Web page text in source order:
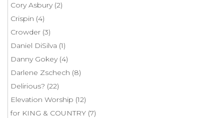
Cory Asbury(2)
Crispin (4)
Crowder (3)
Daniel DiSilva (1)
Danny Gokey(4)
Darlene Zschech (8)
Delirious? (22)
Elevation Worship (12)
for KING & COUNTRY (7)